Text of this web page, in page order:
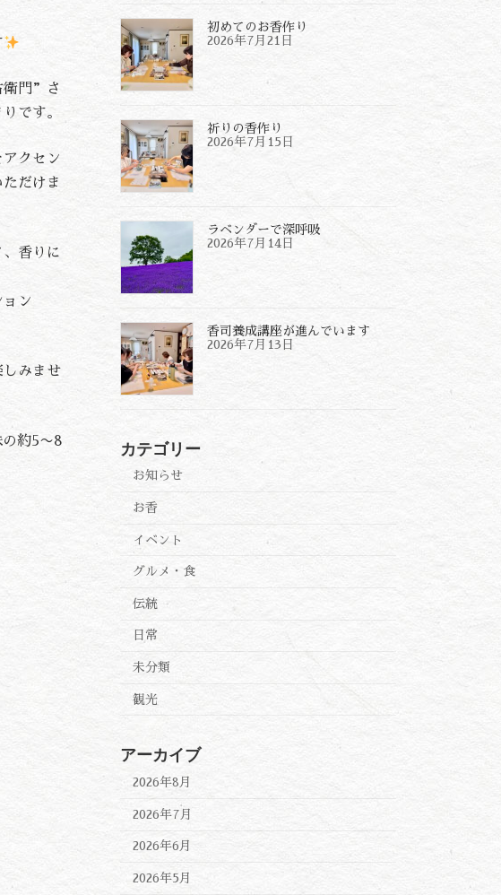
衛門”さ
です。
クセン
だけま
香りに
ン
しみませ
約5〜8
初めてのお香作り
2026年7月21日
祈りの香作り
2026年7月15日
ラベンダーで深呼吸
2026年7月14日
香司養成講座が進んでいます
2026年7月13日
カテゴリー
お知らせ
お香
イベント
グルメ・食
伝統
日常
未分類
観光
アーカイブ
2026年8月
2026年7月
2026年6月
2026年5月